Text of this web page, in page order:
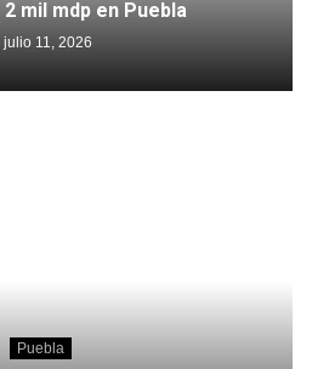
mil mdp en Puebla
julio 11, 2026
Puebla